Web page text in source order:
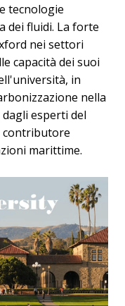
tecnologie
dei fluidi. La forte
nei settori
capacità dei suoi
in
nella
esperti del
contributore
marittime.